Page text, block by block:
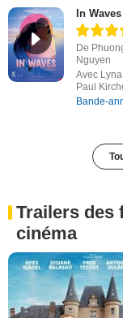
In Waves
De
Nguyen
Avec
Paul
Bande-
Trailers des
cinéma